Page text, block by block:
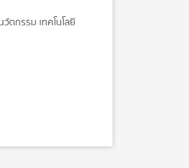
ตกรรม เทคโนโลยี